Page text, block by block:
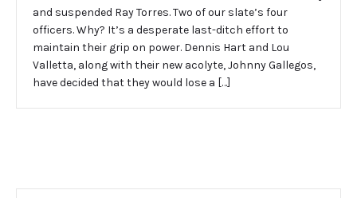
and suspended Ray Torres. Two of our slate’s four
officers. Why? It’s a desperate last-ditch effort to
maintain their grip on power. Dennis Hart and Lou
Valletta, along with their new acolyte, Johnny Gallegos,
have decided that they would lose a […]